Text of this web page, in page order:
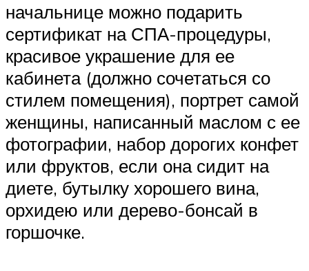
начальнице можно подарить
сертификат на СПА-процедуры,
красивое украшение для ее
кабинета (должно сочетаться со
стилем помещения), портрет самой
женщины, написанный маслом с ее
фотографии, набор дорогих конфет
или фруктов, если она сидит на
диете, бутылку хорошего вина,
орхидею или дерево-бонсай в
горшочке.